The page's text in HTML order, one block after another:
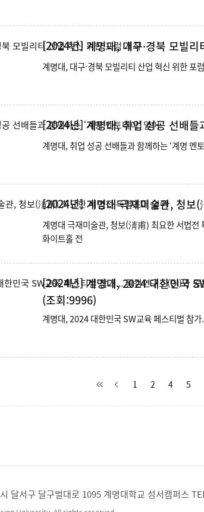
[2024년]계명대, 대구·경북 모빌
[2024년]계명대, 취업 성공 선배들
[2024년]계명대 극재미술관, 청보
계명대 극재미술관, 청보(淸甫) 최요한 서법전 특별초대 열어 - 11월 11일(월)부터 16일(토)까
화이트홀 전
[2024년]계명대, 2024 대한민국
(조회:9996)
1 2 4 5
달서구 달구벌대로 1095 계명대학교 성서캠퍼스